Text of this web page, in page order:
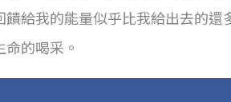
饋給我的能量似乎比我給出去的
的喝采。